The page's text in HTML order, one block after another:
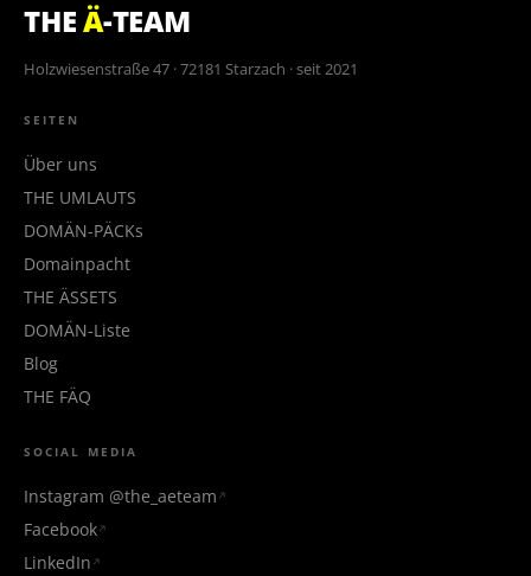
THEÄ-TEAM
Holzwiesenstraße 47 · 72181 Starzach · seit 2021
SEITEN
Über uns
THE UMLAUTS
DOMÄN-PÄCKs
Domainpacht
THE ÄSSETS
DOMÄN-Liste
Blog
THE FÄQ
SOCIAL MEDIA
Instagram @the_aeteam
Facebook
LinkedIn